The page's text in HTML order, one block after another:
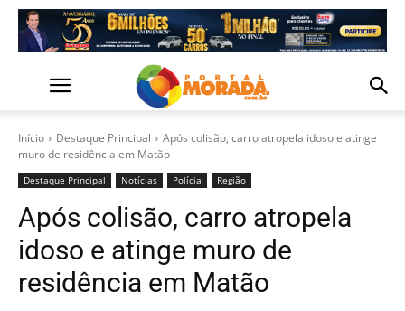
Início Destaque Principal
Após colisão, carro atropela idoso e atinge
muro de residência em Matão
Destaque Principal Notícias Polícia Região
Após colisão, carro atropela
idoso e atinge muro de
residência em Matão